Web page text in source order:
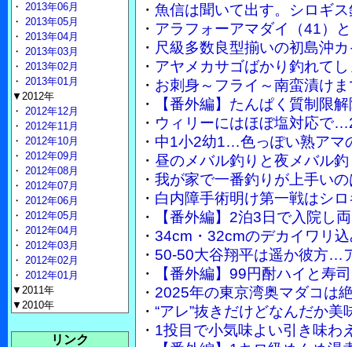
・ 魚信は聞いて出す。シロギ
・ アラフォーアマダイ（41）
・ 尺級多数良型揃いの初島沖
・ アヤメカサゴばかり釣れて
・ お刺身～フライ～南蛮漬け
・
【番外編】たんぱく質制限
・ ウィリーにはほぼ塩対応で
・ 中1小2幼1…色っぽい熟アマ
・ 昼のメバル釣りと夜メバル
・ 我が家で一番釣りが上手い
・ 白内障手術明け第一戦はシ
・
【番外編】2泊3日で入院し
・ 34cm・32cmのデカイワリ
・ 50-50大谷翔平は遥か彼方…
・
【番外編】99円酎ハイと寿
・ 2025年の東京湾奥マダコは
・ “アレ”抜きだけどなんだか
・ 1投目で小気味よい引き味わ
・ 2013年06月
・ 2013年05月
・ 2013年04月
・ 2013年03月
・ 2013年02月
・ 2013年01月
▼2012年
・ 2012年12月
・ 2012年11月
・ 2012年10月
・ 2012年09月
・ 2012年08月
・ 2012年07月
・ 2012年06月
・ 2012年05月
・ 2012年04月
・ 2012年03月
・ 2012年02月
・ 2012年01月
▼2011年
▼2010年
リンク